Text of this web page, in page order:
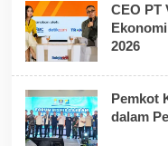
CEO PT
2026
Pemkot
dalam